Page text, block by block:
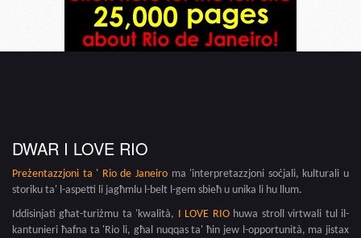
DWAR I LOVE RIO
Preżentazzjoni ta ' Rio de Janeiro ma 'interpretazzjoni soċjali, kulturali u
storiku ta' l-aspetti li jagħmlu l-belt l-gem sbieħ u unika li hu llum.
Iddisinjati għat-turiżmu ta 'kwalità, I LOVE RIOhuwa stroll virtwali tul il-
kantunieri ħafna ta 'Rio li, għal nuqqas ta' ħin jew l-opportunità, ma jistax